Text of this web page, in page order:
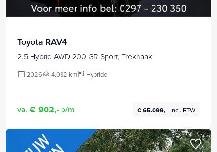
Toyota RAV4
2.5 Hybrid AWD 200 GR Sport, Trekhaak
2026 4.082 km Hybride
va. € 902,- p/m € 65.099,- Incl. BTW